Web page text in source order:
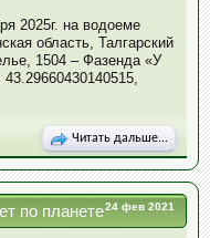
2025г. на водоеме
область, Талгарский
1504 – Фазенда «У
Читать дальше...
24 фев 2021
по планете